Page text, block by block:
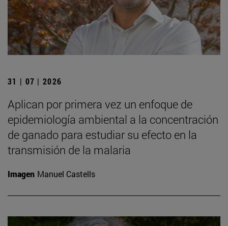
31 | 07 | 2026
Aplican por primera vez un enfoque de
epidemiología ambiental a la concentración
de ganado para estudiar su efecto en la
transmisión de la malaria
Imagen Manuel Castells